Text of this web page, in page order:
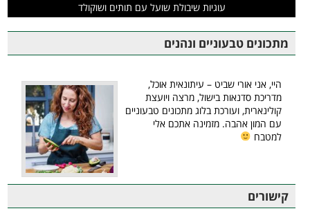
עוגיות שיבולת שועל עם תותים ושוקולד
מתכונים טבעוניים ונהנים
היי, אני אורי שביט – עיתונאית אוכל,
מדריכת סדנאות בישול, מרצה ויועצת
קולינארית, ועורכת בלוג מתכונים טבעוניים
עם המון אהבה. מזמינה אתכם אלי
למטבח
קישורים